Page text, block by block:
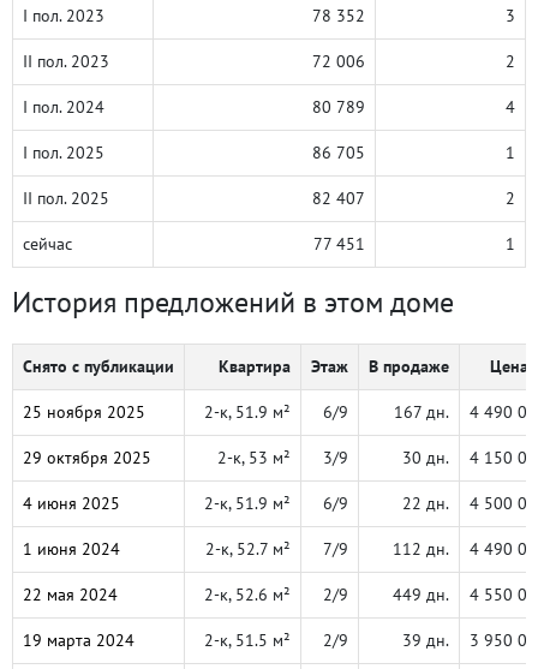
I пол. 2023 78 352 3
II пол. 2023 72 006 2
I пол. 2024 80 789 4
I пол. 2025 86 705 1
II пол. 2025 82 407 2
сейчас 77 451 1
История предложений в этом доме
Снято с публикации Квартира Этаж В продаже Цена,
25 ноября 2025 2-к, 51.9 м² 6/9 167 дн. 4 490
29 октября 2025 2-к, 53 м² 3/9 30 дн. 4 150
4 июня 2025 2-к, 51.9 м² 6/9 22 дн. 4 500
1 июня 2024 2-к, 52.7 м² 7/9 112 дн. 4 490
22 мая 2024 2-к, 52.6 м² 2/9 449 дн. 4 550
19 марта 2024 2-к, 51.5 м² 2/9 39 дн. 3 950